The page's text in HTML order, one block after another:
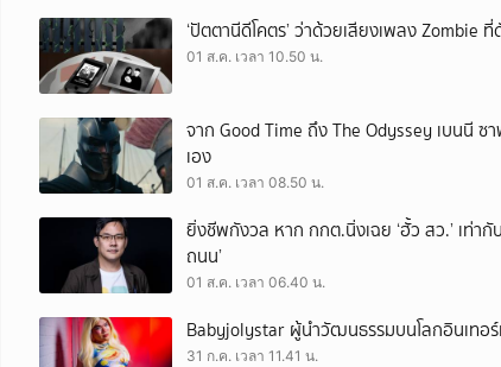
‘ปัตตานีดีโคตร’ ว่าด้วยเสียงเพลง Zombie
01 ส.ค. เวลา 10.50 น.
จาก Good Time ถึง The Odyssey เบนนี
เอง
01 ส.ค. เวลา 08.50 น.
ยิ่งชีพกังวล หาก กกต.นิ่งเฉย ‘ฮั้ว สว.’ เท่ากั
ถนน’
01 ส.ค. เวลา 06.40 น.
Babyjolystar ผู้นำวัฒนธรรมบนโลกอินเทอ
31 ก.ค. เวลา 11.41 น.